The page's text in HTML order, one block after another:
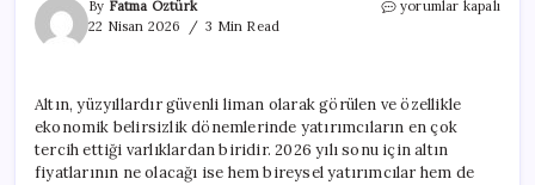
By Fatma Öztürk
22 Nisan 2026
3 Min Read
2027
Olacak?
için
yorumlar kapalı
Altın, yüzyıllardır güvenli liman olarak görülen ve özellikle
ekonomik belirsizlik dönemlerinde yatırımcıların en çok
tercih ettiği varlıklardan biridir. 2026 yılı sonu için altın
fiyatlarının ne olacağı ise hem bireysel yatırımcılar hem de